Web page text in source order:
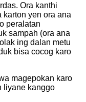
Ora kanthi
karton yen ora ana
peralatan
sampah (ora ana
ing dalan metu
bisa cocog karo
magepokan karo
liyane kanggo